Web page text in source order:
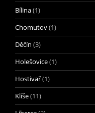
Bílina(1)
Chomutov(1)
Děčín (3)
Holešovice(1)
Hostivař(1)
Klíše(11)